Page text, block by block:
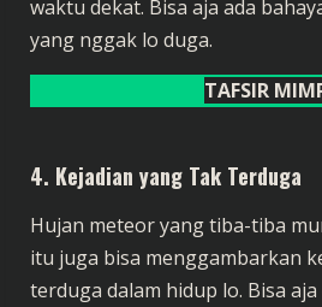
waktu dekat. Bisa aja ada
yang nggak lo duga.
TAFSIR
4. Kejadian yang Tak Terduga
Hujan meteor yang tiba-tiba
itu juga bisa menggambarkan
terduga dalam hidup lo. Bisa